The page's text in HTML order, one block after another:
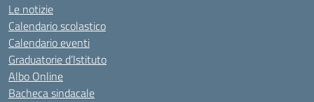
Le notizie
Calendario scolastico
Calendario eventi
Graduatorie d’Istituto
Albo Online
Bacheca sindacale